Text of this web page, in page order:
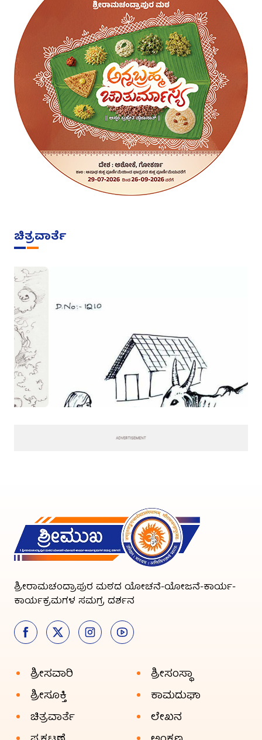
ಚಿತ್ರವಾರ್ತೆ
ಶ್ರೀರಾಮಚಂದ್ರಾಪುರ ಮಠದ ಯೋಚನೆ-ಯೋಜನೆ-ಕಾರ್ಯ-
ಕಾರ್ಯಕ್ರಮಗಳ ಸಮಗ್ರ ದರ್ಶನ
ಶ್ರೀಸವಾರಿ
ಶ್ರೀಸಂಸ್ಥಾ
ಶ್ರೀಸೂಕ್ತಿ
ಕಾಮದುಘಾ
ಚಿತ್ರವಾರ್ತೆ
ಲೇಖನ